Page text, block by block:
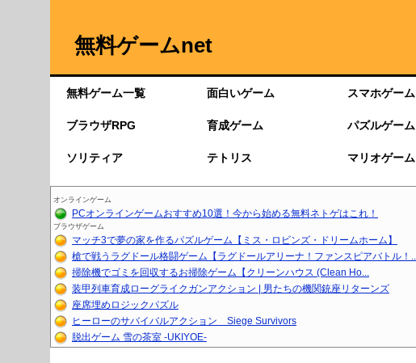
無料ゲームnet
無料ゲーム一覧 面白いゲーム スマホゲーム
ブラウザRPG 育成ゲーム パズルゲーム
ソリティア テトリス マリオゲーム
オンラインゲーム
PCオンラインゲームおすすめ10選！今から始める無料ネトゲはこれ！
ブラウザゲーム
マッチ3で夢の家を作るパズルゲーム【ミス・ロビンズ・ドリームホーム】
槍で戦うラグドール格闘ゲーム【ラグドールアリーナ！ファンスピアバトル！
掃除機でゴミを回収するお掃除ゲーム【クリーンハウス (Clean Ho...
装甲列車育成ローグライクガンアクション | 男たちの機関銃座リターンズ
座席埋めロジックパズル
ヒーローのサバイバルアクション Siege Survivors
脱出ゲーム 雪の茶室 -UKIYOE-